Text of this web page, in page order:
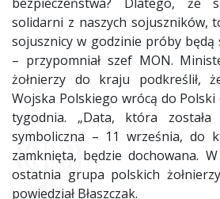
solidarni z naszych sojuszników,
sojusznicy w godzinie próby będą
– przypomniał szef MON.
żołnierzy do kraju podkreślił,
Wojska Polskiego wrócą do Polski
tygodnia. „Data, która
symboliczna – 11 września, do
zamknięta, będzie dochowana.
ostatnia grupa polskich
powiedział Błaszczak.